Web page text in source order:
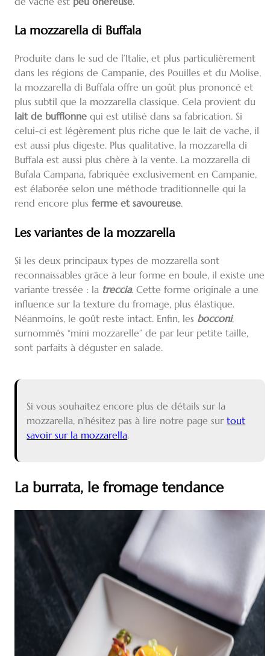
La mozzarella di Buffala
Produite dans le sud de l’Italie, et plus particulièrement
dans les régions de Campanie, des Pouilles et du Molise,
la mozzarella di Buffala offre un goût plus prononcé et
plus subtil que la mozzarella classique. Cela provient du
lait de bufflonne qui est utilisé dans sa fabrication. Si
celui-ci est légèrement plus riche que le lait de vache, il
est aussi plus digeste. Plus qualitative, la mozzarella di
Buffala est aussi plus chère à la vente. La mozzarella di
Bufala Campana, fabriquée exclusivement en Campanie,
est élaborée selon une méthode traditionnelle qui la
rend encore plus ferme et savoureuse.
Les variantes de la mozzarella
Si les deux principaux types de mozzarella sont
reconnaissables grâce à leur forme en boule, il existe une
variante tressée : la treccia. Cette forme originale a une
influence sur la texture du fromage, plus élastique.
Néanmoins, le goût reste intact. Enfin, les bocconi,
surnommés “mini mozzarelle” de par leur petite taille,
sont parfaits à déguster en salade.
Si vous souhaitez encore plus de détails sur la
mozzarella, n’hésitez pas à lire notre page surtout
savoir sur la mozzarella.
La burrata, le fromage tendance